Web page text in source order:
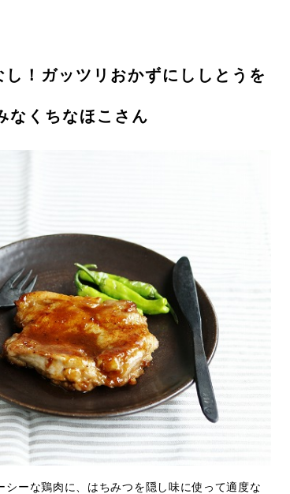
！ガッツリおかずにししとうを
なくちなほこさん
ーな鶏肉に、はちみつを隠し味に使って適度な